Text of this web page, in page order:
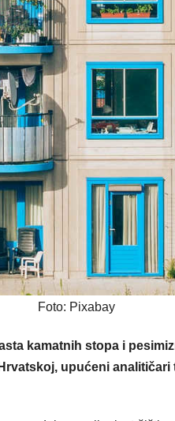
Foto: Pixabay
kamatnih stopa i
upućeni